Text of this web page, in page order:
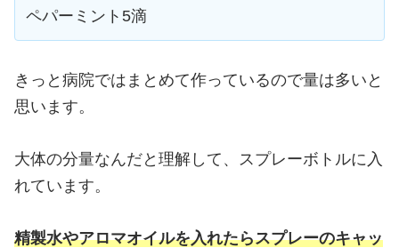
ペパーミント5滴
きっと病院ではまとめて作っているので量は多いと
思います。
大体の分量なんだと理解して、スプレーボトルに入
れています。
精製水やアロマオイルを入れたらスプレーのキャッ